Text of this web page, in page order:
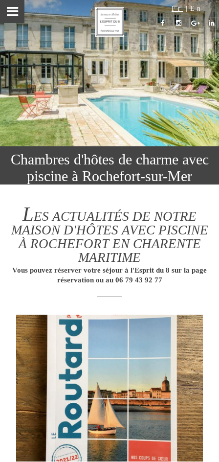
Fr|En
Chambres d'hôtes de charme avec
piscine à Rochefort-sur-Mer
LES ACTUALITÉS DE NOTRE
MAISON D'HÔTES AVEC PISCINE
À ROCHEFORT EN CHARENTE
MARITIME
Vous pouvez réserver votre séjour à l'Esprit du 8 sur la page
réservation ou au 06 79 43 92 77